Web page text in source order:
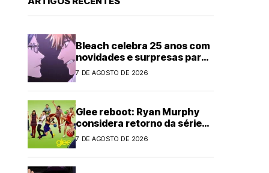
Bleach celebra 25 anos com
novidades e surpresas para
fãs
7 DE AGOSTO DE 2026
Glee reboot: Ryan Murphy
considera retorno da série
musical
7 DE AGOSTO DE 2026